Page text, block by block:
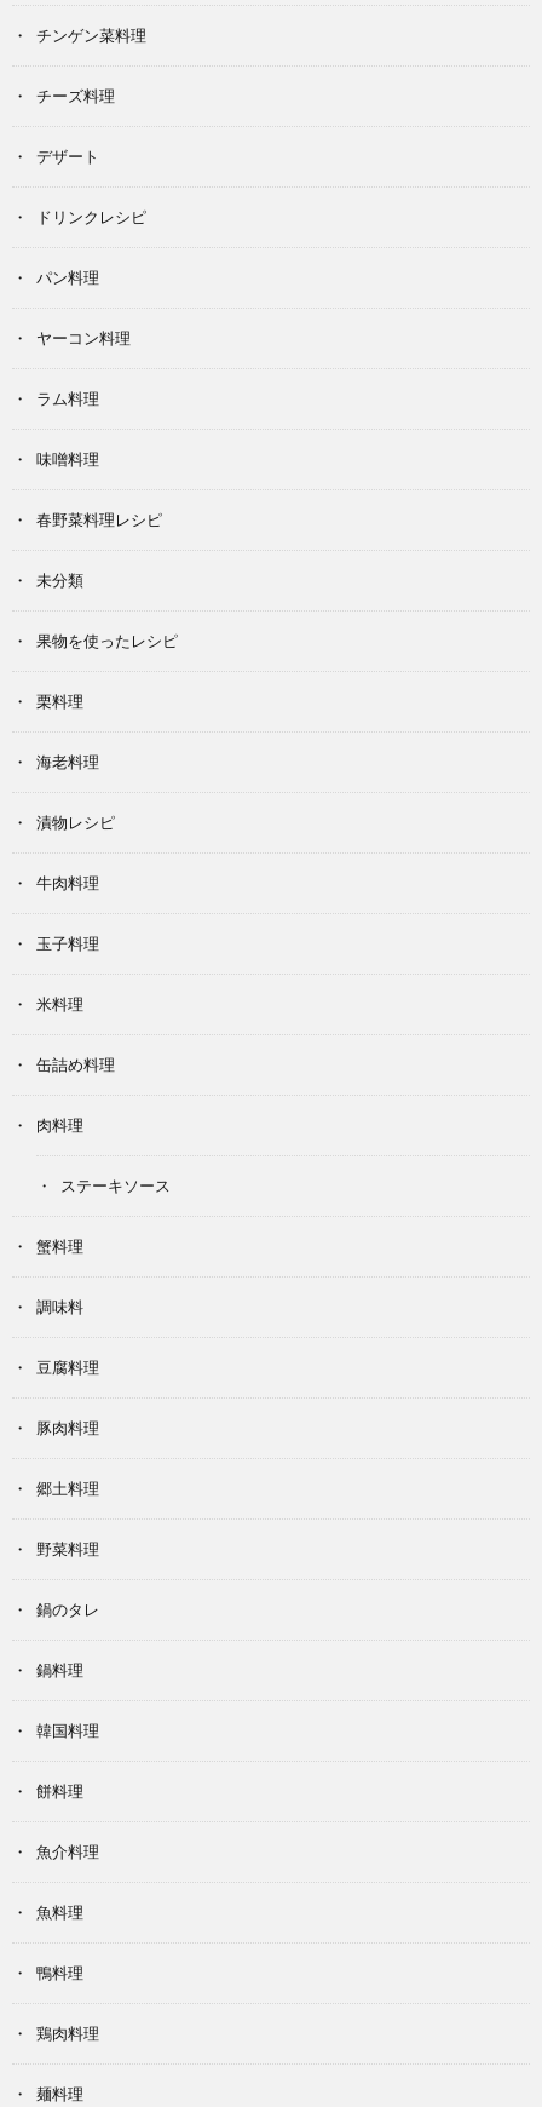
チンゲン菜料理
チーズ料理
デザート
ドリンクレシピ
パン料理
ヤーコン料理
ラム料理
味噌料理
春野菜料理レシピ
未分類
果物を使ったレシピ
栗料理
海老料理
漬物レシピ
牛肉料理
玉子料理
米料理
缶詰め料理
肉料理
ステーキソース
蟹料理
調味料
豆腐料理
豚肉料理
郷土料理
野菜料理
鍋のタレ
鍋料理
韓国料理
餅料理
魚介料理
魚料理
鴨料理
鶏肉料理
麺料理